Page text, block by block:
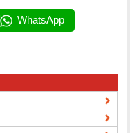
WhatsApp